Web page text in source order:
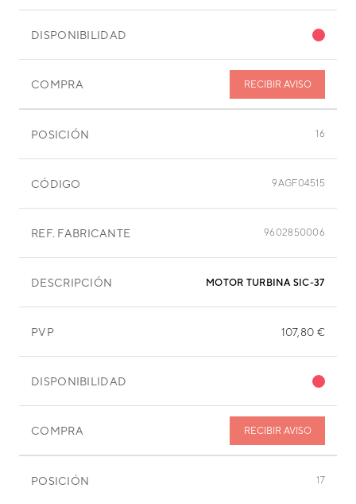
DISPONIBILIDAD
COMPRA RECIBIR AVISO
POSICIÓN 16
CÓDIGO 9AGF04515
REF. FABRICANTE 9602850006
DESCRIPCIÓN MOTOR TURBINA SIC-37CVL-
PVP 107,80 €
DISPONIBILIDAD
COMPRA RECIBIR AVISO
POSICIÓN 17